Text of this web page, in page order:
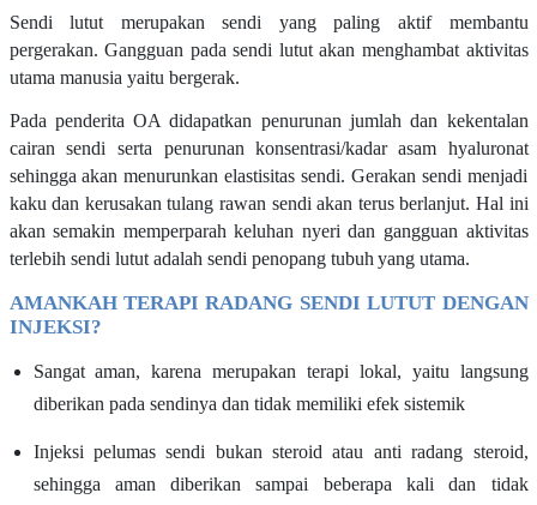
Sendi lutut merupakan sendi yang paling aktif membantu
pergerakan. Gangguan pada sendi lutut akan menghambat aktivitas
utama manusia yaitu bergerak.
Pada penderita OA didapatkan penurunan jumlah dan kekentalan
cairan sendi serta penurunan konsentrasi/kadar asam hyaluronat
sehingga akan menurunkan elastisitas sendi. Gerakan sendi menjadi
kaku dan kerusakan tulang rawan sendi akan terus berlanjut. Hal ini
akan semakin memperparah keluhan nyeri dan gangguan aktivitas
terlebih sendi lutut adalah sendi penopang tubuh yang utama.
AMANKAH TERAPI RADANG SENDI LUTUT DENGAN
INJEKSI?
Sangat aman, karena merupakan terapi lokal, yaitu langsung
diberikan pada sendinya dan tidak memiliki efek sistemik
Injeksi pelumas sendi bukan steroid atau antiradang steroid,
sehingga aman diberikan sampai beberapa kali dan tidak